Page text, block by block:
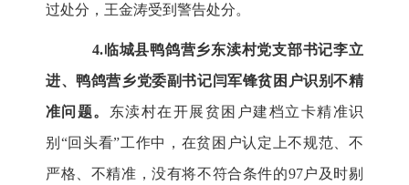
过处分，王金涛受到警告处分。
4.临城县鸭鸽营乡东渎村党支部书记李立
进、鸭鸽营乡党委副书记闫军锋贫困户识别不精
准问题。 东渎村在开展贫困户建档立卡精准识
别“回头看”工作中，在贫困户认定上不规范、不
严格、不精准，没有将不符合条件的97户及时剔